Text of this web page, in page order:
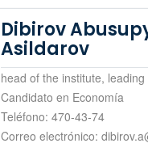
Dibirov
Asildarov
head of the institute,
Candidato en Economía
Teléfono: 470-43-74
Correo electrónico: